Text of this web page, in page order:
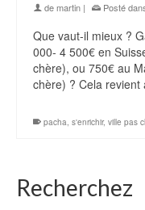
demartin | Posté
Que vaut-il mieux ?
000- 4 500€ en
chère), ou 750€ au
chère) ? Cela
pacha, s'enrichir, ville pas
Recherchez